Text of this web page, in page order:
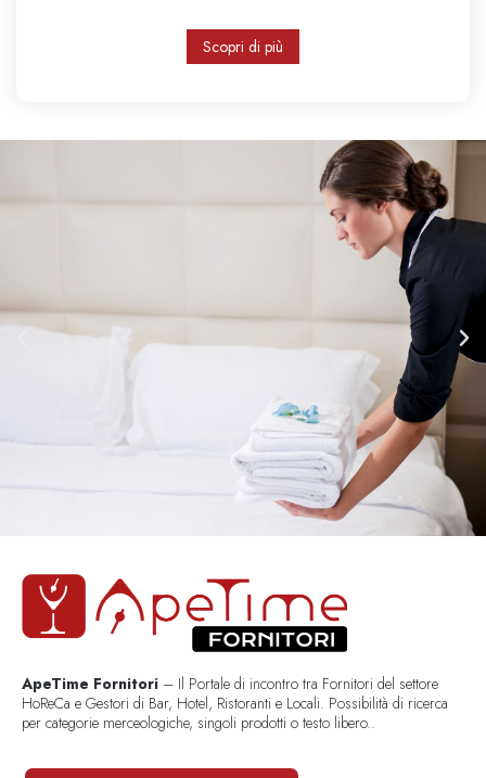
Scopri di più
ApeTime Fornitori – Il Portale di incontro tra Fornitori del settore
HoReCa e Gestori di Bar, Hotel, Ristoranti e Locali. Possibilità di ricerca
per categorie merceologiche, singoli prodotti o testo libero..